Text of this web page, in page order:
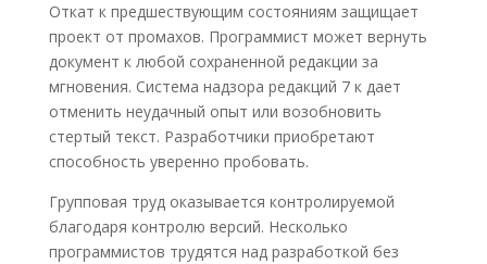
Откат к предшествующим состояниям защищает
проект от промахов. Программист может вернуть
документ к любой сохраненной редакции за
мгновения. Система надзора редакций 7 к дает
отменить неудачный опыт или возобновить
стертый текст. Разработчики приобретают
способность уверенно пробовать.
Групповая труд оказывается контролируемой
благодаря контролю версий. Несколько
программистов трудятся над разработкой без